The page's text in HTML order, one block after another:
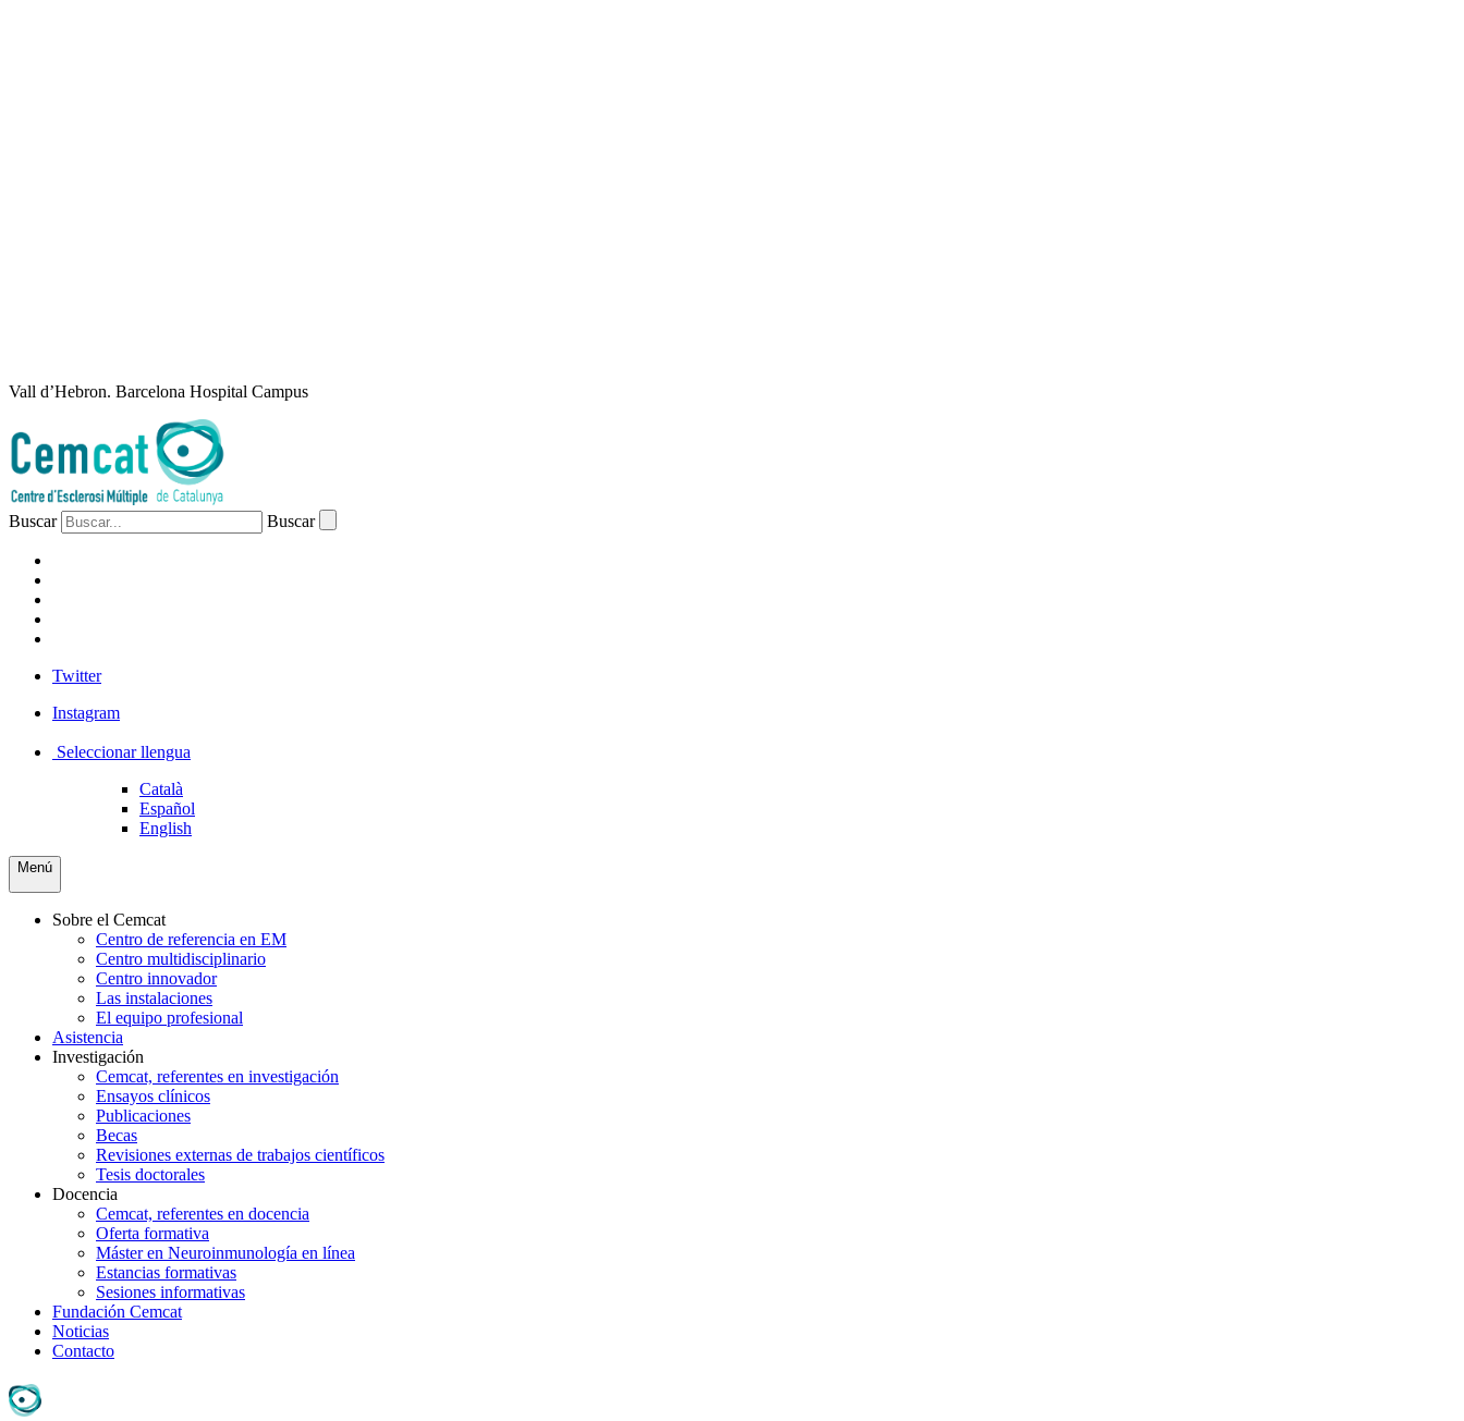
Vall d’Hebron. Barcelona Hospital Campus
Buscar Buscar
Twitter
Instagram
Seleccionar llengua
Català
Español
English
Menú
Sobre el Cemcat
Centro de referencia en EM
Centro multidisciplinario
Centro innovador
Las instalaciones
El equipo profesional
Asistencia
Investigación
Cemcat, referentes en investigación
Ensayos clínicos
Publicaciones
Becas
Revisiones externas de trabajos científicos
Tesis doctorales
Docencia
Cemcat, referentes en docencia
Oferta formativa
Máster en Neuroinmunología en línea
Estancias formativas
Sesiones informativas
Fundación Cemcat
Noticias
Contacto